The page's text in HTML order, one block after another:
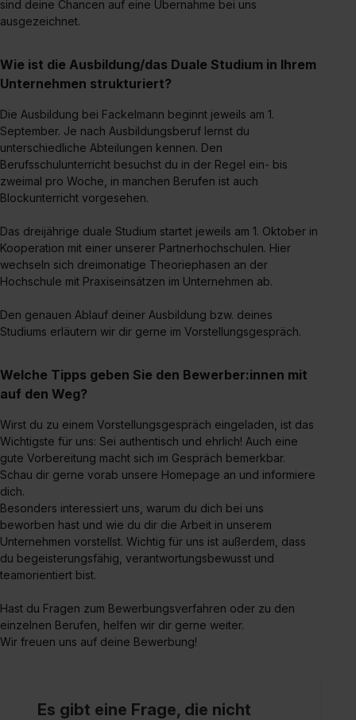
der Kategorien „Präferenzen“, „Statistiken“ und „Social
Media und Marketing“ umfasst hierbei die Einwilligung
S. 1 lit. a) DS-GVO). Die USA verfügen über kein
angemessenes Datenschutzniveau (EuGH – Schrems
II). Du kannst die von dir erteilte Einwilligung jederzeit mit
Wirkung für die Zukunft ganz oder teilweise über unsere
Datenschutzerklärung unter dem Punkt „Datenschutz-
Einstellungen“ widerrufen. Weitere Informationen zu den
einzelnen Cookies findest du durch Klick auf „Details
zeigen“. Weitere Informationen:
sind deine Chancen auf eine Übernahme bei uns
ausgezeichnet.
Wie ist die Ausbildung/das Duale Studium in Ihrem
Unternehmen strukturiert?
Die Ausbildung bei Fackelmann beginnt jeweils am 1.
September. Je nach Ausbildungsberuf lernst du
unterschiedliche Abteilungen kennen. Den
Berufsschulunterricht besuchst du in der Regel ein- bis
zweimal pro Woche, in manchen Berufen ist auch
Blockunterricht vorgesehen.
Das dreijährige duale Studium startet jeweils am 1. Oktober in
Kooperation mit einer unserer Partnerhochschulen. Hier
wechseln sich dreimonatige Theoriephasen an der
Hochschule mit Praxiseinsätzen im Unternehmen ab.
Den genauen Ablauf deiner Ausbildung bzw. deines
Studiums erläutern wir dir gerne im Vorstellungsgespräch.
Welche Tipps geben Sie den Bewerber:innen mit
auf den Weg?
Wirst du zu einem Vorstellungsgespräch eingeladen, ist das
Wichtigste für uns: Sei authentisch und ehrlich! Auch eine
gute Vorbereitung macht sich im Gespräch bemerkbar.
Schau dir gerne vorab unsere Homepage an und informiere
dich.
Besonders interessiert uns, warum du dich bei uns
beworben hast und wie du dir die Arbeit in unserem
Unternehmen vorstellst. Wichtig für uns ist außerdem, dass
du begeisterungsfähig, verantwortungsbewusst und
teamorientiert bist.
Hast du Fragen zum Bewerbungsverfahren oder zu den
einzelnen Berufen, helfen wir dir gerne weiter.
Wir freuen uns auf deine Bewerbung!
Es gibt eine Frage, die nicht